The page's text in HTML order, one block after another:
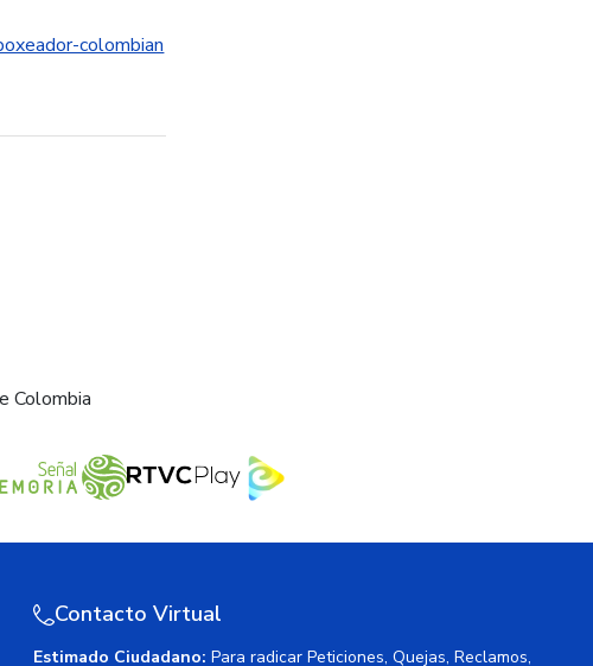
colombian
Colombia
Contacto Virtual
Estimado Ciudadano: Para radicar Peticiones, Quejas, Reclamos,